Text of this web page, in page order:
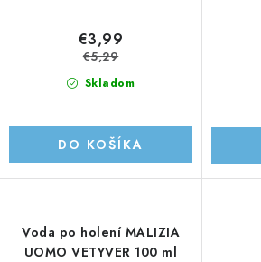
Skladom
€3,99
€5,29
DO KOŠÍKA
Voda po holení MALIZIA
UOMO VETYVER 100 ml